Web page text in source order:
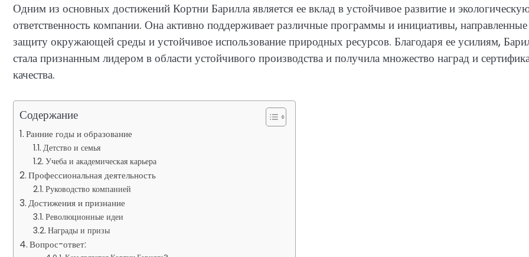
Одним из основных достижений Кортни Барилла является ее вклад в устойчивое развитие и
ответственность компании. Она активно поддерживает различные программы и инициативы,
защиту окружающей среды и устойчивое использование природных ресурсов. Благодаря ее усилиям,
стала признанным лидером в области устойчивого производства и получила множество наград и
качества.
Содержание
Ранние годы и образование
Детство и семья
Учеба и академическая карьера
Профессиональная деятельность
Руководство компанией
Достижения и признание
Революционные идеи
Награды и призы
Вопрос-ответ: